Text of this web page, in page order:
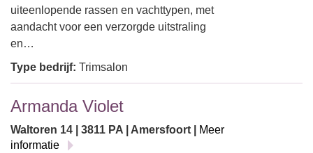
uiteenlopende rassen en vachttypen, met
aandacht voor een verzorgde uitstraling
en…
Type bedrijf: Trimsalon
Armanda Violet
Waltoren 14 | 3811 PA | Amersfoort |
Meer
informatie